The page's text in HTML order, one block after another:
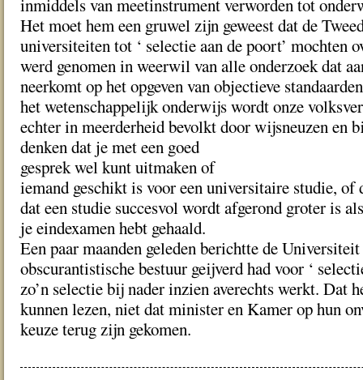
inmiddels van meetinstrument verworden tot
Het moet hem een gruwel zijn geweest dat de
universiteiten tot ‘ selectie aan de poort’ mochten
werd genomen in weerwil van alle onderzoek dat
neerkomt op het opgeven van objectieve
het wetenschappelijk onderwijs wordt onze
echter in meerderheid bevolkt door wijsneuzen en
denken dat je met een goed
gesprek wel kunt uitmaken of
iemand geschikt is voor een universitaire studie, of
dat een studie succesvol wordt afgerond groter is
je eindexamen hebt gehaald.
Een paar maanden geleden berichtte de
obscurantistische bestuur geijverd had voor ‘
zo’n selectie bij nader inzien averechts werkt. Dat
kunnen lezen, niet dat minister en Kamer op hun
keuze terug zijn gekomen.